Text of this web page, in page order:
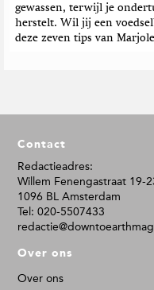
gewassen, terwijl je
herstelt. Wil jij een
deze zeven tips van
o
o
Contact
Redactieadres:
Willem Fenengastraat 19-
1096 BL Amsterdam
Tel: 020-5507433
Over ons
Over ons